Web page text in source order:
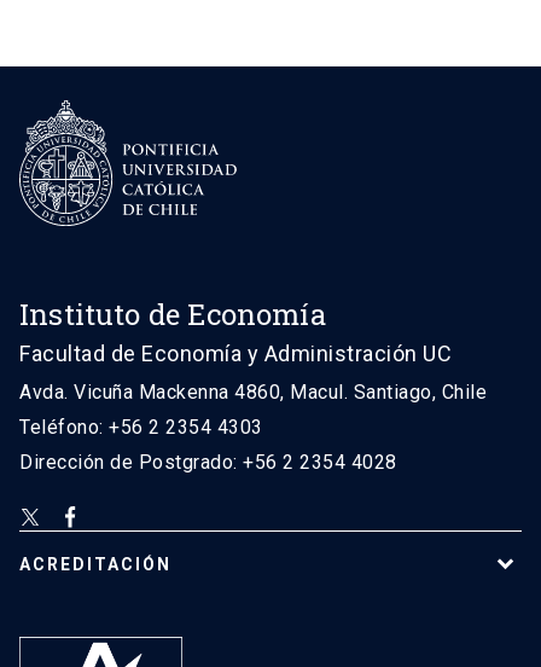
Instituto de Economía
Facultad de Economía y Administración UC
Avda. Vicuña Mackenna 4860, Macul. Santiago, Chile
Teléfono: +56 2 2354 4303
Dirección de Postgrado: +56 2 2354 4028
ACREDITACIÓN